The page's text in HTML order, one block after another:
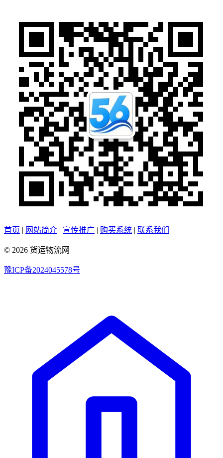
首页 | 网站简介 | 宣传推广 | 购买系统 | 联系我们
© 2026 货运物流网
豫ICP备2024045578号